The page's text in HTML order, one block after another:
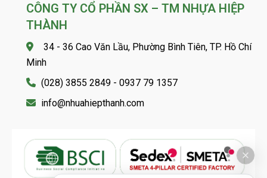
CÔNG TY CỔ PHẦN SX – TM NHỰA HIỆP
THÀNH
34 - 36 Cao Văn Lầu, Phường Bình Tiên, TP. Hồ Chí
Minh
(028) 3855 2849 - 0937 79 1357
info@nhuahiepthanh.com